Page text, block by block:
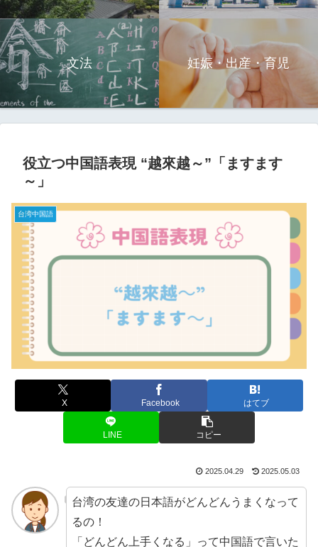
文法 妊娠・出産・育児
役立つ中国語表現 “越來越～”「ますます
～」
台湾中国語
X Facebook はてブ
LINE コピー
2025.04.29 2025.05.03
台湾の友達の日本語がどんどんうまくなって
るの！
「どんどん上手くなる」って中国語で言いた